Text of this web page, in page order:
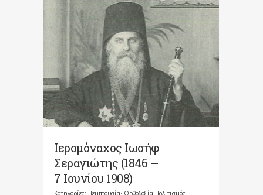
Ιερομόναχος Ιωσήφ
Σεραγιώτης (1846 –
7 Ιουνίου 1908)